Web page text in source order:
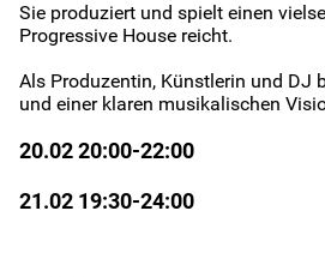
Sie produziert und spielt einen
Progressive House reicht.
Als Produzentin, Künstlerin und DJ
und einer klaren musikalischen
20.02 20:00-22:00
21.02 19:30-24:00